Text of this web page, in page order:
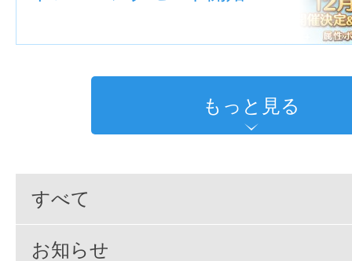
もっと見る
すべて
お知らせ